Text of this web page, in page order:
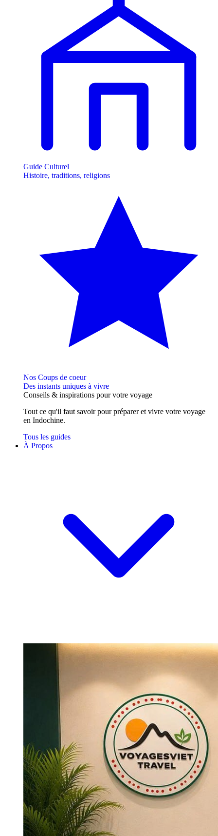
Guide Culturel
Histoire, traditions, religions
Nos Coups de coeur
Des instants uniques à vivre
Conseils & inspirations pour votre voyage
Tout ce qu'il faut savoir pour préparer et vivre votre voyage
en Indochine.
Tous les guides
À Propos